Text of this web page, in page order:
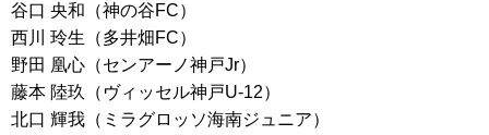
谷口 央和（神の谷FC）
西川 玲生（多井畑FC）
野田 凰心（センアーノ神戸Jr）
藤本 陸玖（ヴィッセル神戸U-12）
北口 輝我（ミラグロッソ海南ジュニア）